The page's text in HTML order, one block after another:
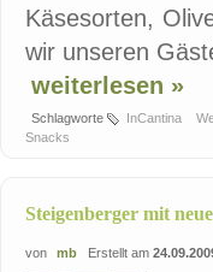
Käsesorten,
wir unseren
weiterlesen »
Schlagworte InCantina
Snacks
Steigenberger mit
von mb Erstellt am